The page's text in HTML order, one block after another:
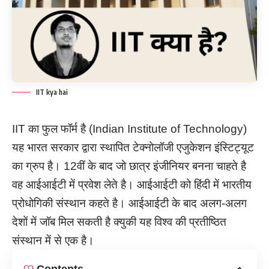
IIT kya hai
IIT का फुल फॉर्म है (Indian Institute of Technology)
यह भारत सरकार द्वारा स्थापित टेक्नोलॉजी एजुकेशन इंस्टिट्यूट
का ग्रुप है। 12वीं के बाद जो छात्र इंजीनियर बनना चाहते है
वह आईआईटी में प्रवेश लेते है। आईआईटी को हिंदी में भारतीय
प्रोधोगिकी संस्थान कहते है। आईआईटी के बाद अलग-अलग
देशों में जॉब मिल सकती है क्युकी यह विश्व की प्रतीष्ठित
संस्थान में से एक है।